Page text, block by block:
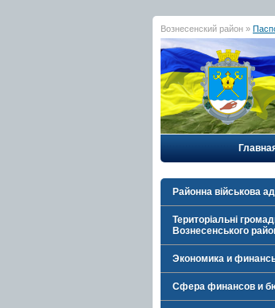
Вознесенский район »
Районна військова
Територіальні
Вознесенського
Экономика и
Сфера финансов и